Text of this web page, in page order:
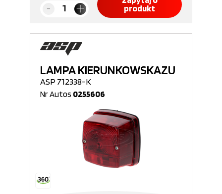
produkt
LAMPA KIERUNKOWSKAZU
ASP 712338-K
Nr Autos 0255606